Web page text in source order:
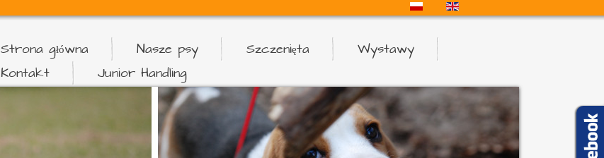
Strona główna Nasze psy Szczenięta
Wystawy
Kontakt
Junior Handling